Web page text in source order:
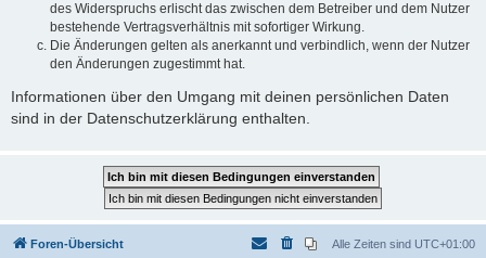
des Widerspruchs erlischt das zwischen dem Betreiber und dem Nutzer
bestehende Vertragsverhältnis mit sofortiger Wirkung.
Die Änderungen gelten als anerkannt und verbindlich, wenn der Nutzer
den Änderungen zugestimmt hat.
Informationen über den Umgang mit deinen persönlichen Daten
sind in der Datenschutzerklärung enthalten.
Foren-Übersicht Alle Zeiten sind UTC+01:00